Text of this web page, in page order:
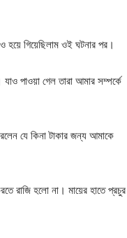
গিয়েছিলাম ওই ঘটনার পর।
পাওয়া গেল তারা আমার সম্পর্কে
যে কিনা টাকার জন্য আমাকে
রাজি হলো না। মায়ের হাতে প্রচুর